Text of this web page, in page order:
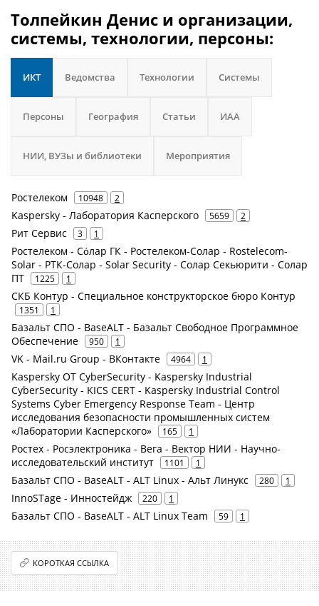
Толпейкин Денис и организации,
системы, технологии, персоны:
ИКТ Ведомства Технологии Системы
Персоны География Статьи ИАА
НИИ, ВУЗы и библиотеки Мероприятия
Ростелеком 10948 2
Kaspersky - Лаборатория Касперского 5659 2
Рит Сервис 3 1
Ростелеком - Сόлар ГК - Ростелеком-Солар - Rostelecom-
Solar - РТК-Солар - Solar Security - Солар Секьюрити - Солар
ПТ
1225 1
СКБ Контур - Специальное конструкторское бюро Контур
1351 1
Базальт СПО - BaseALT - Базальт Свободное Программное
Обеспечение
950 1
VK - Mail.ru Group - ВКонтакте 4964 1
Kaspersky OT CyberSecurity - Kaspersky Industrial
CyberSecurity - KICS CERT - Kaspersky Industrial Control
Systems Cyber Emergency Response Team - Центр
исследования безопасности промышленных систем
«Лаборатории Касперского»
165 1
Ростех - Росэлектроника - Вега - Вектор НИИ - Научно-
исследовательский институт
1101 1
Базальт СПО - BaseALT - ALT Linux - Альт Линукс 280 1
InnoSTage - Инностейдж 220 1
Базальт СПО - BaseALT - ALT Linux Team 59 1
КОРОТКАЯ ССЫЛКА